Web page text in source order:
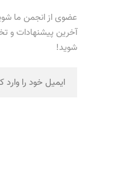
عضوی از انجمن ما
آخرین پیشنهادات و
شوید!